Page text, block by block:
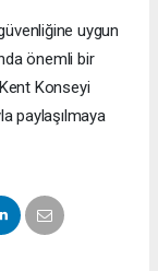
uygun
önemli bir
Konseyi
paylaşılmaya